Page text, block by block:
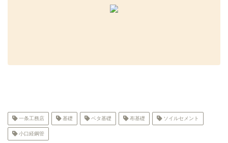
一条工務店 基礎 ベタ基礎 布基礎 ソイルセメント
小口経鋼管